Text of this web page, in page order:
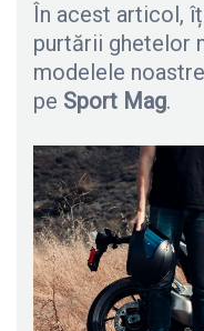
În acest articol,
purtării ghetelor
modelele
pe Sport Mag.